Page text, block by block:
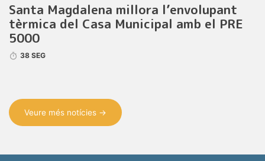
Santa Magdalena millora l’envolupant
tèrmica del Casa Municipal amb el PRE
5000
38 SEG
Veure més notícies →